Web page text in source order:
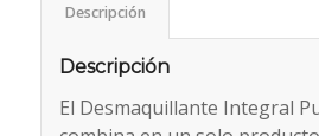
Descripción
Descripción
El Desmaquillante Integral